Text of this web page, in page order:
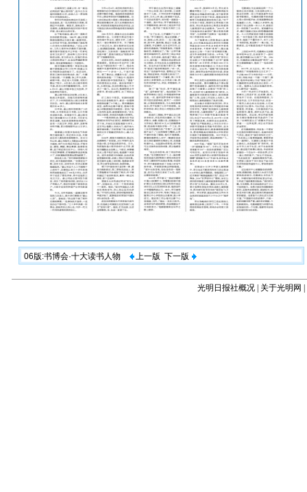
06版:书博会·十大读书人物 上一版 下一版
光明日报社概况 关于光明网